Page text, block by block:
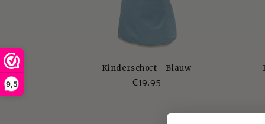
9,5
r
s
Kinderschort - Blauw
Normale
€19,95